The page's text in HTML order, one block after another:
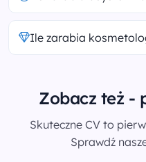
Ile zarabia
Zobacz też -
Skuteczne CV to
Sprawdź